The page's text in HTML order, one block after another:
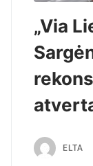
„Via
ELTA